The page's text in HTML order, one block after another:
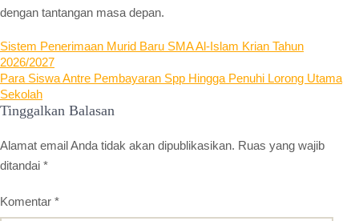
dengan tantangan masa depan.
Navigasi
pos
Sistem Penerimaan Murid Baru SMA Al-Islam Krian Tahun
2026/2027
Para Siswa Antre Pembayaran Spp Hingga Penuhi Lorong Utama
Sekolah
Tinggalkan Balasan
Alamat email Anda tidak akan dipublikasikan. Ruas yang wajib
ditandai *
Komentar *